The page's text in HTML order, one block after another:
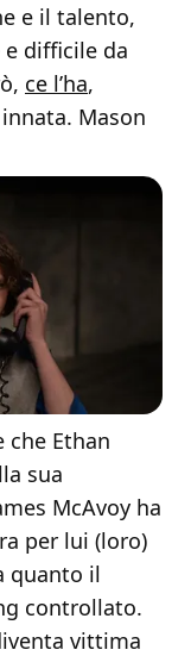
e il talento,
difficile da
ce l’ha,
Mason
che Ethan
sua
McAvoy ha
per lui (loro)
quanto il
controllato.
vittima